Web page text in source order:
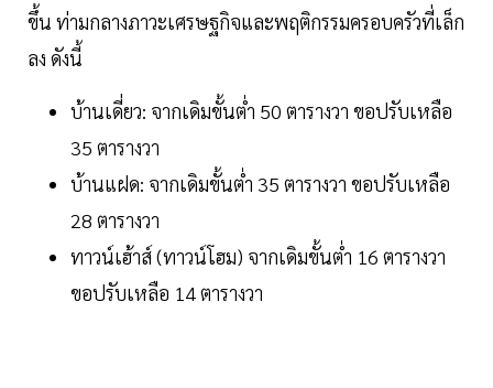
ขึ้น ท่ามกลางภาวะเศรษฐกิจและพฤติกรรมครอบครัวที่เล็ก
ลง ดังนี้
บ้านเดี่ยว: จากเดิมขั้นต่ำ 50 ตารางวา ขอปรับเหลือ
35 ตารางวา
บ้านแฝด: จากเดิมขั้นต่ำ 35 ตารางวา ขอปรับเหลือ
28 ตารางวา
ทาวน์เฮ้าส์ (ทาวน์โฮม) จากเดิมขั้นต่ำ 16 ตารางวา
ขอปรับเหลือ 14 ตารางวา